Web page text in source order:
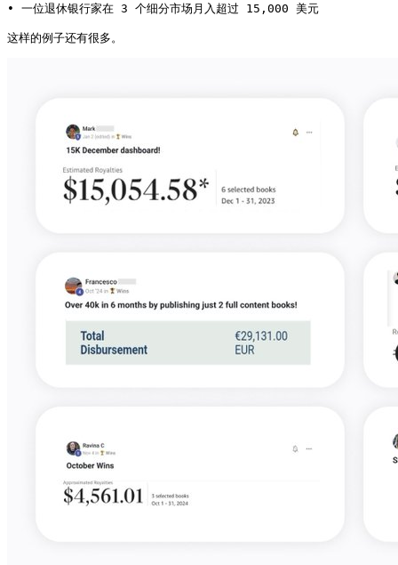
• 一位退休银行家在 3 个细分市场月入超过 15,000 美元
这样的例子还有很多。